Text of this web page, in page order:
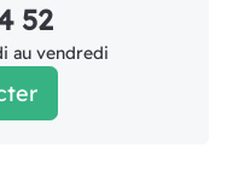
52
au vendredi